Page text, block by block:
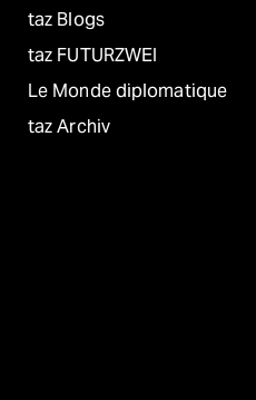
taz Blogs
taz FUTURZWEI
Le Monde diplomatique
taz Archiv